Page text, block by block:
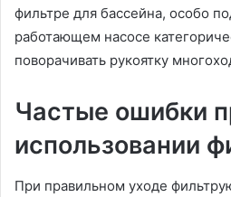
фильтре для бассейна, особо
работающем насосе
поворачивать рукоятку
Частые ошибки
использовании
При правильном уходе